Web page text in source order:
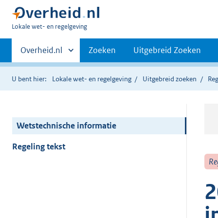
U
hier:
Lokale wet- en regelgeving
Primaire
navigatie
Andere
sites
binnen
Overheid.nl Zoeken Uitgebreid Zoeken
U bent hier: Lokale wet- en regelgeving Uitgebreid zoeken
Wetstechnische informatie
Regeling tekst